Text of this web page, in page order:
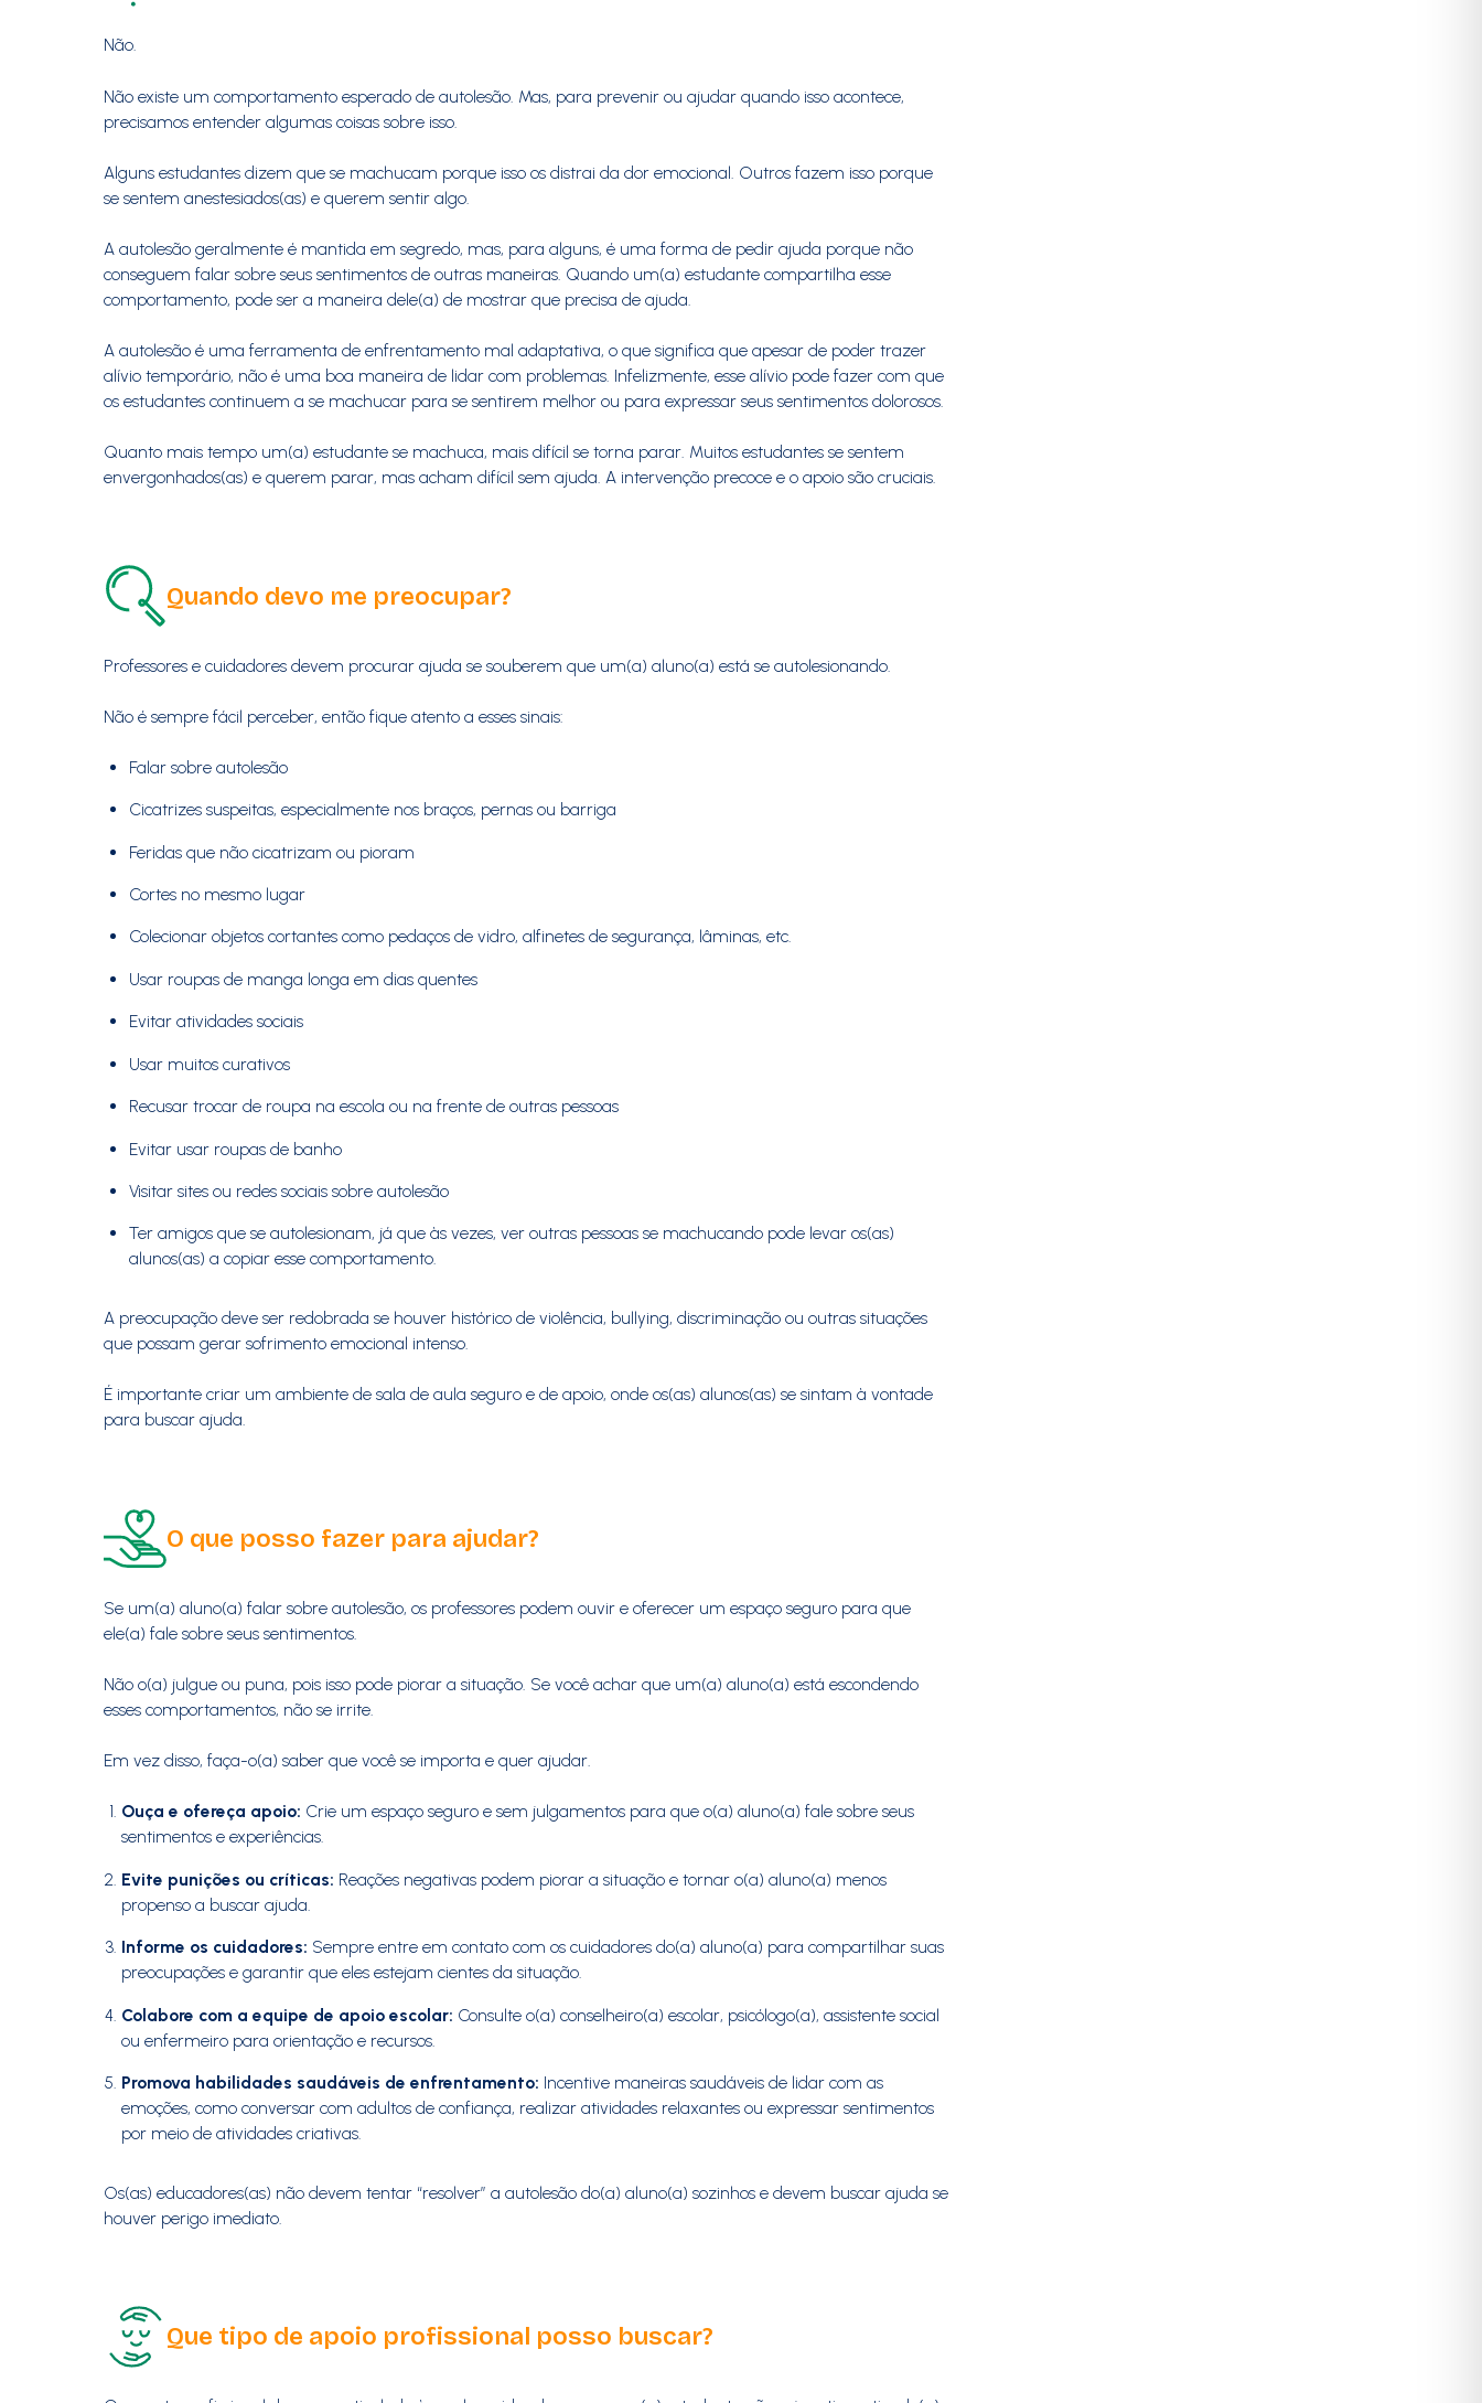
Não.
Não existe um comportamento esperado de autolesão. Mas, para prevenir ou ajudar quando isso acontece,
precisamos entender algumas coisas sobre isso.
Alguns estudantes dizem que se machucam porque isso os distrai da dor emocional. Outros fazem isso porque
se sentem anestesiados(as) e querem sentir algo.
A autolesão geralmente é mantida em segredo, mas, para alguns, é uma forma de pedir ajuda porque não
conseguem falar sobre seus sentimentos de outras maneiras. Quando um(a) estudante compartilha esse
comportamento, pode ser a maneira dele(a) de mostrar que precisa de ajuda.
A autolesão é uma ferramenta de enfrentamento mal adaptativa, o que significa que apesar de poder trazer
alívio temporário, não é uma boa maneira de lidar com problemas. Infelizmente, esse alívio pode fazer com que
os estudantes continuem a se machucar para se sentirem melhor ou para expressar seus sentimentos dolorosos.
Quanto mais tempo um(a) estudante se machuca, mais difícil se torna parar. Muitos estudantes se sentem
envergonhados(as) e querem parar, mas acham difícil sem ajuda. A intervenção precoce e o apoio são cruciais.
Quando devo me preocupar?
Professores e cuidadores devem procurar ajuda se souberem que um(a) aluno(a) está se autolesionando.
Não é sempre fácil perceber, então fique atento a esses sinais:
Falar sobre autolesão
Cicatrizes suspeitas, especialmente nos braços, pernas ou barriga
Feridas que não cicatrizam ou pioram
Cortes no mesmo lugar
Colecionar objetos cortantes como pedaços de vidro, alfinetes de segurança, lâminas, etc.
Usar roupas de manga longa em dias quentes
Evitar atividades sociais
Usar muitos curativos
Recusar trocar de roupa na escola ou na frente de outras pessoas
Evitar usar roupas de banho
Visitar sites ou redes sociais sobre autolesão
Ter amigos que se autolesionam, já que às vezes, ver outras pessoas se machucando pode levar os(as)
alunos(as) a copiar esse comportamento.
A preocupação deve ser redobrada se houver histórico de violência, bullying, discriminação ou outras situações
que possam gerar sofrimento emocional intenso.
É importante criar um ambiente de sala de aula seguro e de apoio, onde os(as) alunos(as) se sintam à vontade
para buscar ajuda.
O que posso fazer para ajudar?
Se um(a) aluno(a) falar sobre autolesão, os professores podem ouvir e oferecer um espaço seguro para que
ele(a) fale sobre seus sentimentos.
Não o(a) julgue ou puna, pois isso pode piorar a situação. Se você achar que um(a) aluno(a) está escondendo
esses comportamentos, não se irrite.
Em vez disso, faça-o(a) saber que você se importa e quer ajudar.
Ouça e ofereça apoio: Crie um espaço seguro e sem julgamentos para que o(a) aluno(a) fale sobre seus
sentimentos e experiências.
Evite punições ou críticas: Reações negativas podem piorar a situação e tornar o(a) aluno(a) menos
propenso a buscar ajuda.
Informe os cuidadores: Sempre entre em contato com os cuidadores do(a) aluno(a) para compartilhar suas
preocupações e garantir que eles estejam cientes da situação.
Colabore com a equipe de apoio escolar: Consulte o(a) conselheiro(a) escolar, psicólogo(a), assistente social
ou enfermeiro para orientação e recursos.
Promova habilidades saudáveis de enfrentamento: Incentive maneiras saudáveis de lidar com as
emoções, como conversar com adultos de confiança, realizar atividades relaxantes ou expressar sentimentos
por meio de atividades criativas.
Os(as) educadores(as) não devem tentar “resolver” a autolesão do(a) aluno(a) sozinhos e devem buscar ajuda se
houver perigo imediato.
Que tipo de apoio profissional posso buscar?